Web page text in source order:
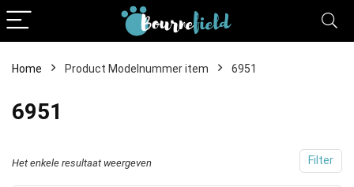
Home Product Modelnummer item 6951
6951
Filter
Het enkele resultaat weergeven